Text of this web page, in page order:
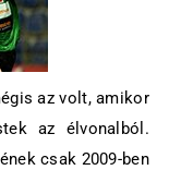
az volt, amikor
az élvonalból.
csak 2009-ben